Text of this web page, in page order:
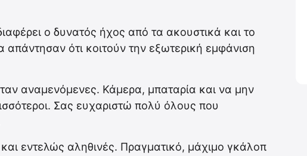
ο δυνατός ήχος από τα ακουστικά και το
ότι κοιτούν την εξωτερική εμφάνιση
αναμενόμενες. Κάμερα, μπαταρία και να μην
Σας ευχαριστώ πολύ όλους που
εντελώς αληθινές. Πραγματικό, μάχιμο γκάλοπ